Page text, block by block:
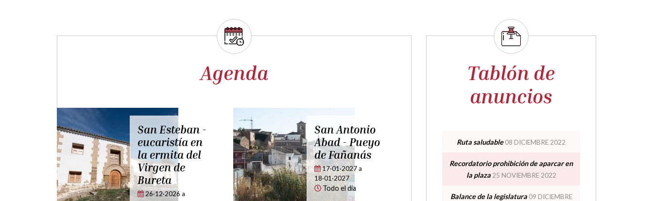
Agenda
San Esteban -
eucaristía en
la ermita del
Virgen de
26·12·2026a
San Antonio
Abad - Pueyo
de Fañanás
17·01·2027a
Todo el dia
Fiestas
patronales en
honor a la
Virgen de la
honor a Santa
Alcalá del
Obispo
28·05·2027
Tablón de
anuncios
Ruta saludable 08 DICIEMBRE 2022
Recordatorio prohibición de aparcar en
la plaza 25 NOVIEMBRE 2022
Balance de la legislatura 09 DICIEMBRE